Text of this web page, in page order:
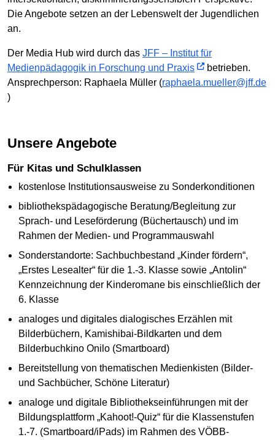
Die Angebote setzen an der Lebenswelt der Jugendlichen
an.
Der Media Hub wird durch das JFF – Institut für
Medienpädagogik in Forschung und Praxis
betrieben.
Ansprechperson: Raphaela Müller (raphaela.mueller@jff.de
)
Unsere Angebote
Für Kitas und Schulklassen
kostenlose Institutionsausweise zu Sonderkonditionen
bibliothekspädagogische Beratung/Begleitung zur
Sprach- und Leseförderung (Büchertausch) und im
Rahmen der Medien- und Programmauswahl
Sonderstandorte: Sachbuchbestand „Kinder fördern“,
„Erstes Lesealter“ für die 1.-3. Klasse sowie „Antolin“
Kennzeichnung der Kinderomane bis einschließlich der
6. Klasse
analoges und digitales dialogisches Erzählen mit
Bilderbüchern, Kamishibai-Bildkarten und dem
Bilderbuchkino Onilo (Smartboard)
Bereitstellung von thematischen Medienkisten (Bilder-
und Sachbücher, Schöne Literatur)
analoge und digitale Bibliothekseinführungen mit der
Bildungsplattform „Kahoot!-Quiz“ für die Klassenstufen
1.-7. (Smartboard/iPads) im Rahmen des VÖBB-